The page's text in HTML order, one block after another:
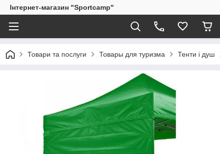
Інтернет-магазин "Sportcamp"
Товари та послуги Товары для туризма Тенти і душ